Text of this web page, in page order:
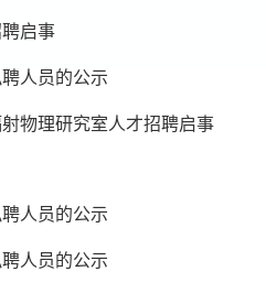
启事
人员的公示
物理研究室人才招聘启事
人员的公示
人员的公示